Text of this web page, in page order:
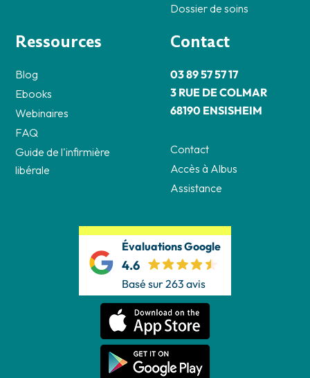
Dossier de soins
Ressources
Blog
Ebooks
Webinaires
FAQ
Guide de l'infirmière
libérale
Contact
03 89 57 57 17
3 RUE DE COLMAR
68190 ENSISHEIM
Contact
Accès à Albus
Assistance
Évaluations Google
4.6
Basé sur 263 avis